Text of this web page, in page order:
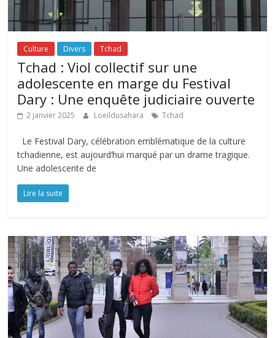
Culture Divers Tchad
Tchad : Viol collectif sur une
adolescente en marge du Festival
Dary : Une enquête judiciaire ouverte
2 janvier 2025 Loeildusahara Tchad
Le Festival Dary, célébration emblématique de la culture
tchadienne, est aujourd’hui marqué par un drame tragique.
Une adolescente de
Lire la suite